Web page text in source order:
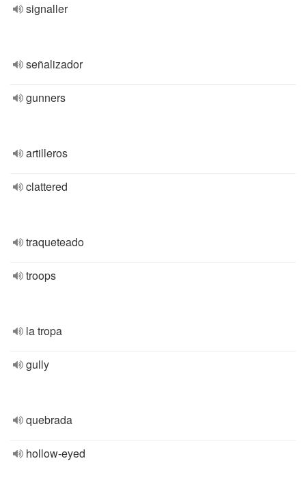
signaller
señalizador
gunners
artilleros
clattered
traqueteado
troops
la tropa
gully
quebrada
hollow-eyed